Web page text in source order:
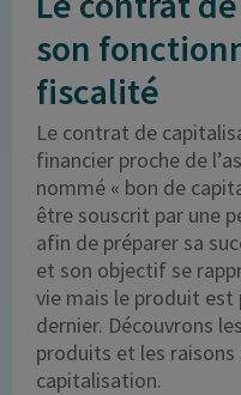
son
fiscalité
Le contrat de
financier proche de
nommé « bon de
être souscrit par une
afin de préparer sa
et son objectif se
vie mais le produit
dernier. Découvrons
produits et les
capitalisation.